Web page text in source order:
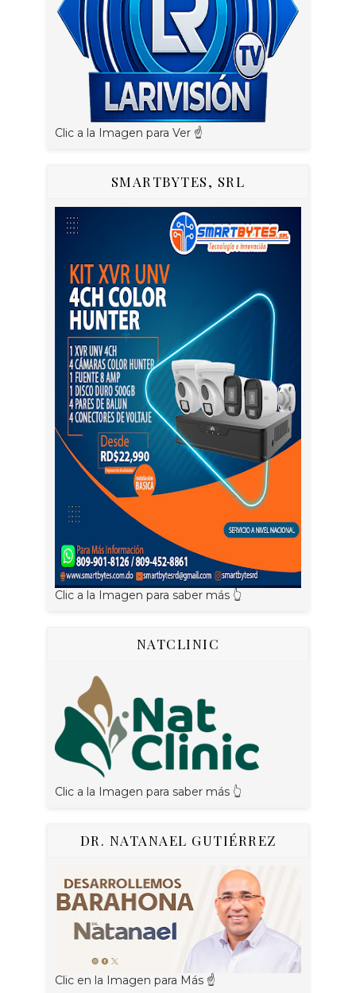
Clic a la Imagen para Ver ☝️
SMARTBYTES, SRL
Clic a la Imagen para saber más 👆
NATCLINIC
Clic a la Imagen para saber más 👆
DR. NATANAEL GUTIÉRREZ
Clic en la Imagen para Más ☝